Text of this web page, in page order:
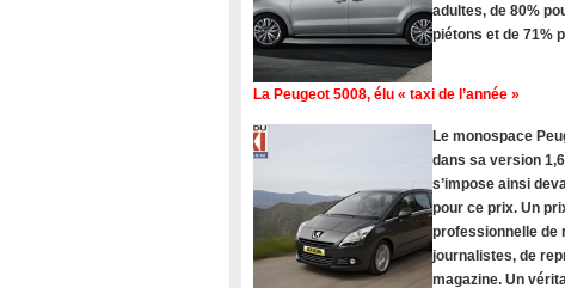
adultes, de 80%
piétons et de 71%
La Peugeot 5008, élu « taxi de l’année »
Le monospace
dans sa version
s’impose ainsi
pour ce prix. Un
professionnelle de
journalistes, de
magazine. Un